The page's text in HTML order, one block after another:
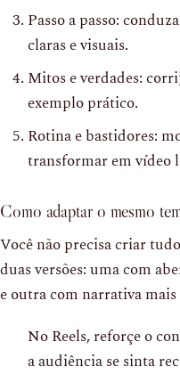
Passo a passo:
claras e visuais.
Mitos e verdades:
exemplo prático.
Rotina e bastidores:
transformar em vídeo
Como adaptar o mesmo
Você não precisa criar
duas versões: uma com
e outra com narrativa
No Reels, reforçe o
a audiência se sinta